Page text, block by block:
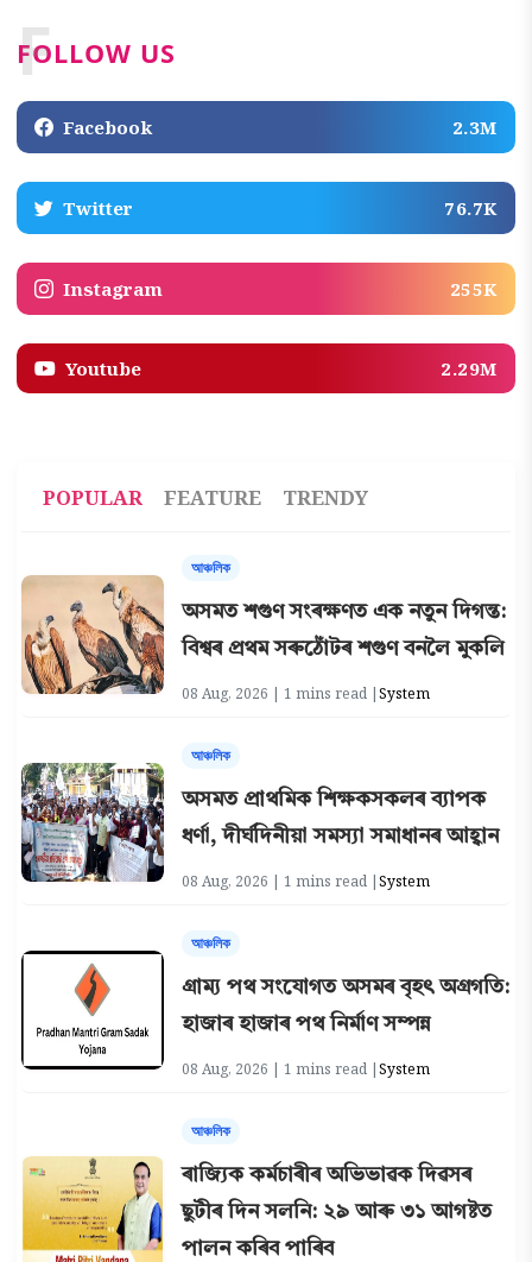
FOLLOW US
F
Facebook 2.3M
Twitter 76.7K
Instagram 255K
Youtube 2.29M
POPULAR FEATURE TRENDY
আঞ্চলিক
অসমত শগুণ সংৰক্ষণত এক নতুন দিগন্ত:
বিশ্বৰ প্ৰথম সৰুঠোঁটৰ শগুণ বনলৈ মুকলি
08 Aug, 2026 | 1 mins read |System
আঞ্চলিক
অসমত প্ৰাথমিক শিক্ষকসকলৰ ব্যাপক
ধৰ্ণা, দীৰ্ঘদিনীয়া সমস্যা সমাধানৰ আহ্বান
08 Aug, 2026 | 1 mins read |System
আঞ্চলিক
গ্ৰাম্য পথ সংযোগত অসমৰ বৃহৎ অগ্ৰগতি:
হাজাৰ হাজাৰ পথ নিৰ্মাণ সম্পন্ন
08 Aug, 2026 | 1 mins read |System
আঞ্চলিক
ৰাজ্যিক কৰ্মচাৰীৰ অভিভাৱক দিৱসৰ
ছুটীৰ দিন সলনি: ২৯ আৰু ৩১ আগষ্টত
পালন কৰিব পাৰিব